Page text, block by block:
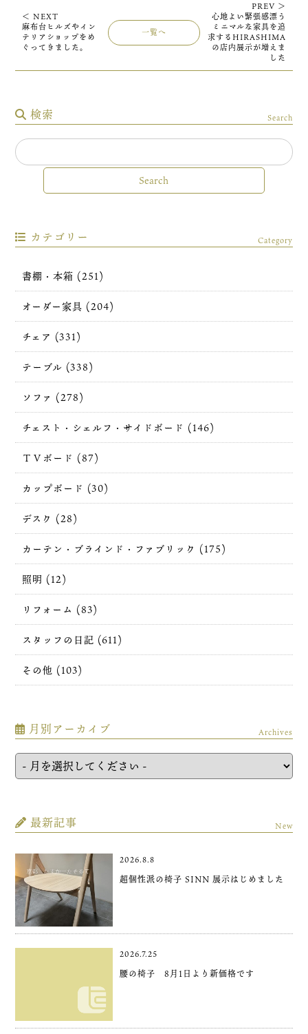
＜ NEXT
麻布台ヒルズやイン
テリアショップをめ
ぐってきました。
一覧へ
PREV ＞
心地よい緊張感漂う
ミニマルな家具を追
求するHIRASHIMA
の店内展示が増えま
した
検索 Search
カテゴリー Category
書棚・本箱 (251)
オーダー家具 (204)
チェア (331)
テーブル (338)
ソファ (278)
チェスト・シェルフ・サイドボード (146)
ＴＶボード (87)
カップボード (30)
デスク (28)
カーテン・ブラインド・ファブリック (175)
照明 (12)
リフォーム (83)
スタッフの日記 (611)
その他 (103)
月別アーカイブ Archives
最新記事 New
2026.8.8
超個性派の椅子 SINN 展示はじめました
2026.7.25
腰の椅子 8月1日より新価格です